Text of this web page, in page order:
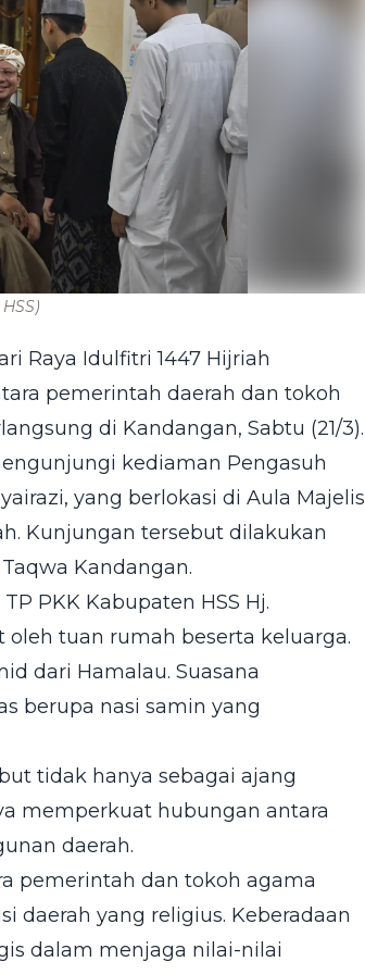
Raya Idulfitri 1447 Hijriah
pemerintah daerah dan tokoh
di Kandangan, Sabtu (21/3).
kediaman Pengasuh
yang berlokasi di Aula Majelis
Kunjungan tersebut dilakukan
Kandangan.
PKK Kabupaten HSS Hj.
tuan rumah beserta keluarga.
dari Hamalau. Suasana
berupa nasi samin yang
tidak hanya sebagai ajang
memperkuat hubungan antara
daerah.
pemerintah dan tokoh agama
daerah yang religius. Keberadaan
dalam menjaga nilai-nilai